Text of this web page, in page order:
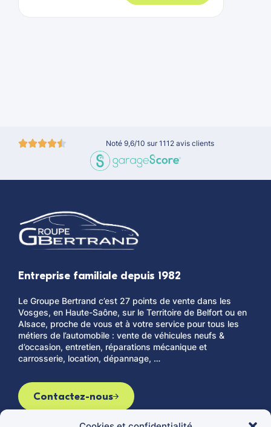
Noté 9,6/10 sur 1112 avis clients
Entreprise familiale depuis 1982
Le Groupe Bertrand c’est 27 points de vente dans les
Vosges, en Haute-Saône, sur le Territoire de Belfort ou en
Alsace, proche de vous et à votre service pour tous les
métiers de l’automobile : vente de véhicules neufs &
d’occasion, entretien, réparations mécanique et
carrosserie, location, dépannage, …
Contactez-nous